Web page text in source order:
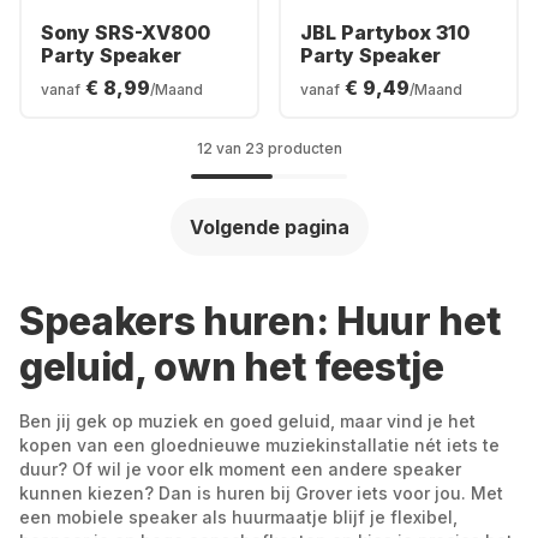
Sony SRS-XV800
Party Speaker
vanaf € 8,99/Maand
JBL Partybox 310
Party Speaker
vanaf € 9,49/Maand
12 van 23 producten
Volgende pagina
Speakers huren: Huur het
geluid, own het feestje
Ben jij gek op muziek en goed geluid, maar vind je het
kopen van een gloednieuwe muziekinstallatie nét iets te
duur? Of wil je voor elk moment een andere speaker
kunnen kiezen? Dan is huren bij Grover iets voor jou. Met
een mobiele speaker als huurmaatje blijf je flexibel,